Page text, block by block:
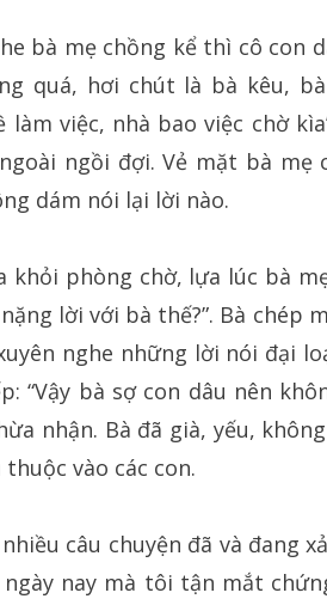
bà mẹ chồng kể thì cô con
quá, hơi chút là bà kêu,
làm việc, nhà bao việc chờ
ngồi đợi. Vẻ mặt bà mẹ
dám nói lại lời nào.
khỏi phòng chờ, lựa lúc bà
lời với bà thế?”. Bà chép
nghe những lời nói đại
“Vậy bà sợ con dâu nên
nhận. Bà đã già, yếu,
vào các con.
câu chuyện đã và đang
nay mà tôi tận mắt